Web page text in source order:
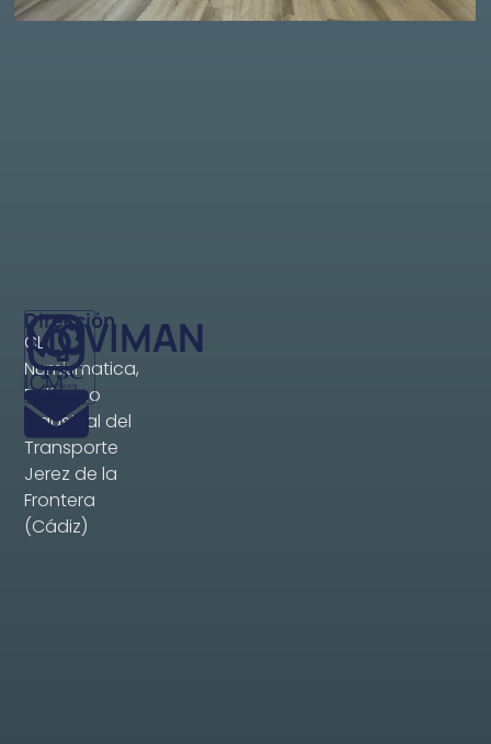
MCVIMAN
ICM
Dirección
CL
Numismatica,
Polígono
industrial del
Transporte
Jerez de la
Frontera
(Cádiz)